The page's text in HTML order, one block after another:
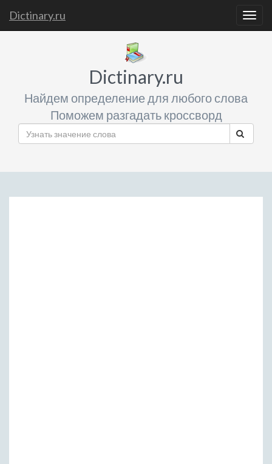
Dictinary.ru
Dictinary.ru
Найдем определение для любого слова
Поможем разгадать кроссворд